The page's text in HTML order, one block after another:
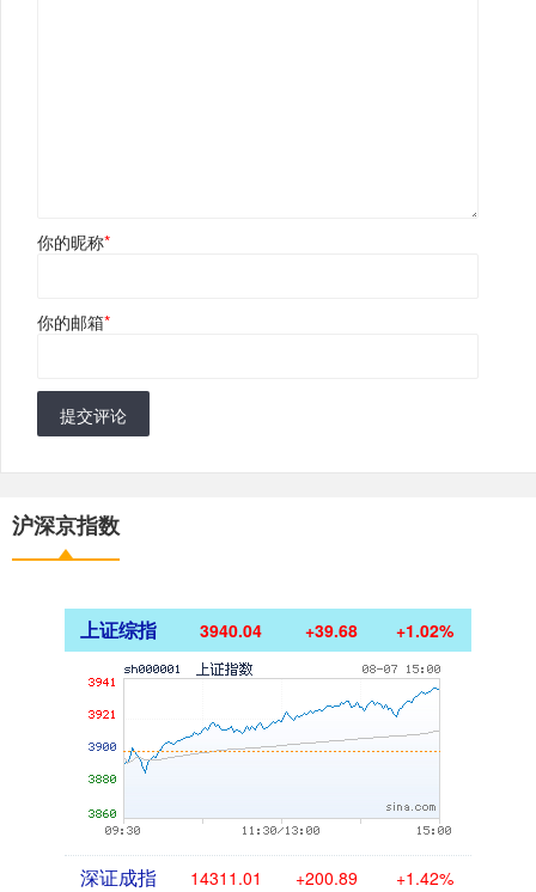
你的昵称*
你的邮箱*
提交评论
沪深京指数
上证综指 3940.04 +39.68 +1.02%
深证成指 14311.01 +200.89 +1.42%